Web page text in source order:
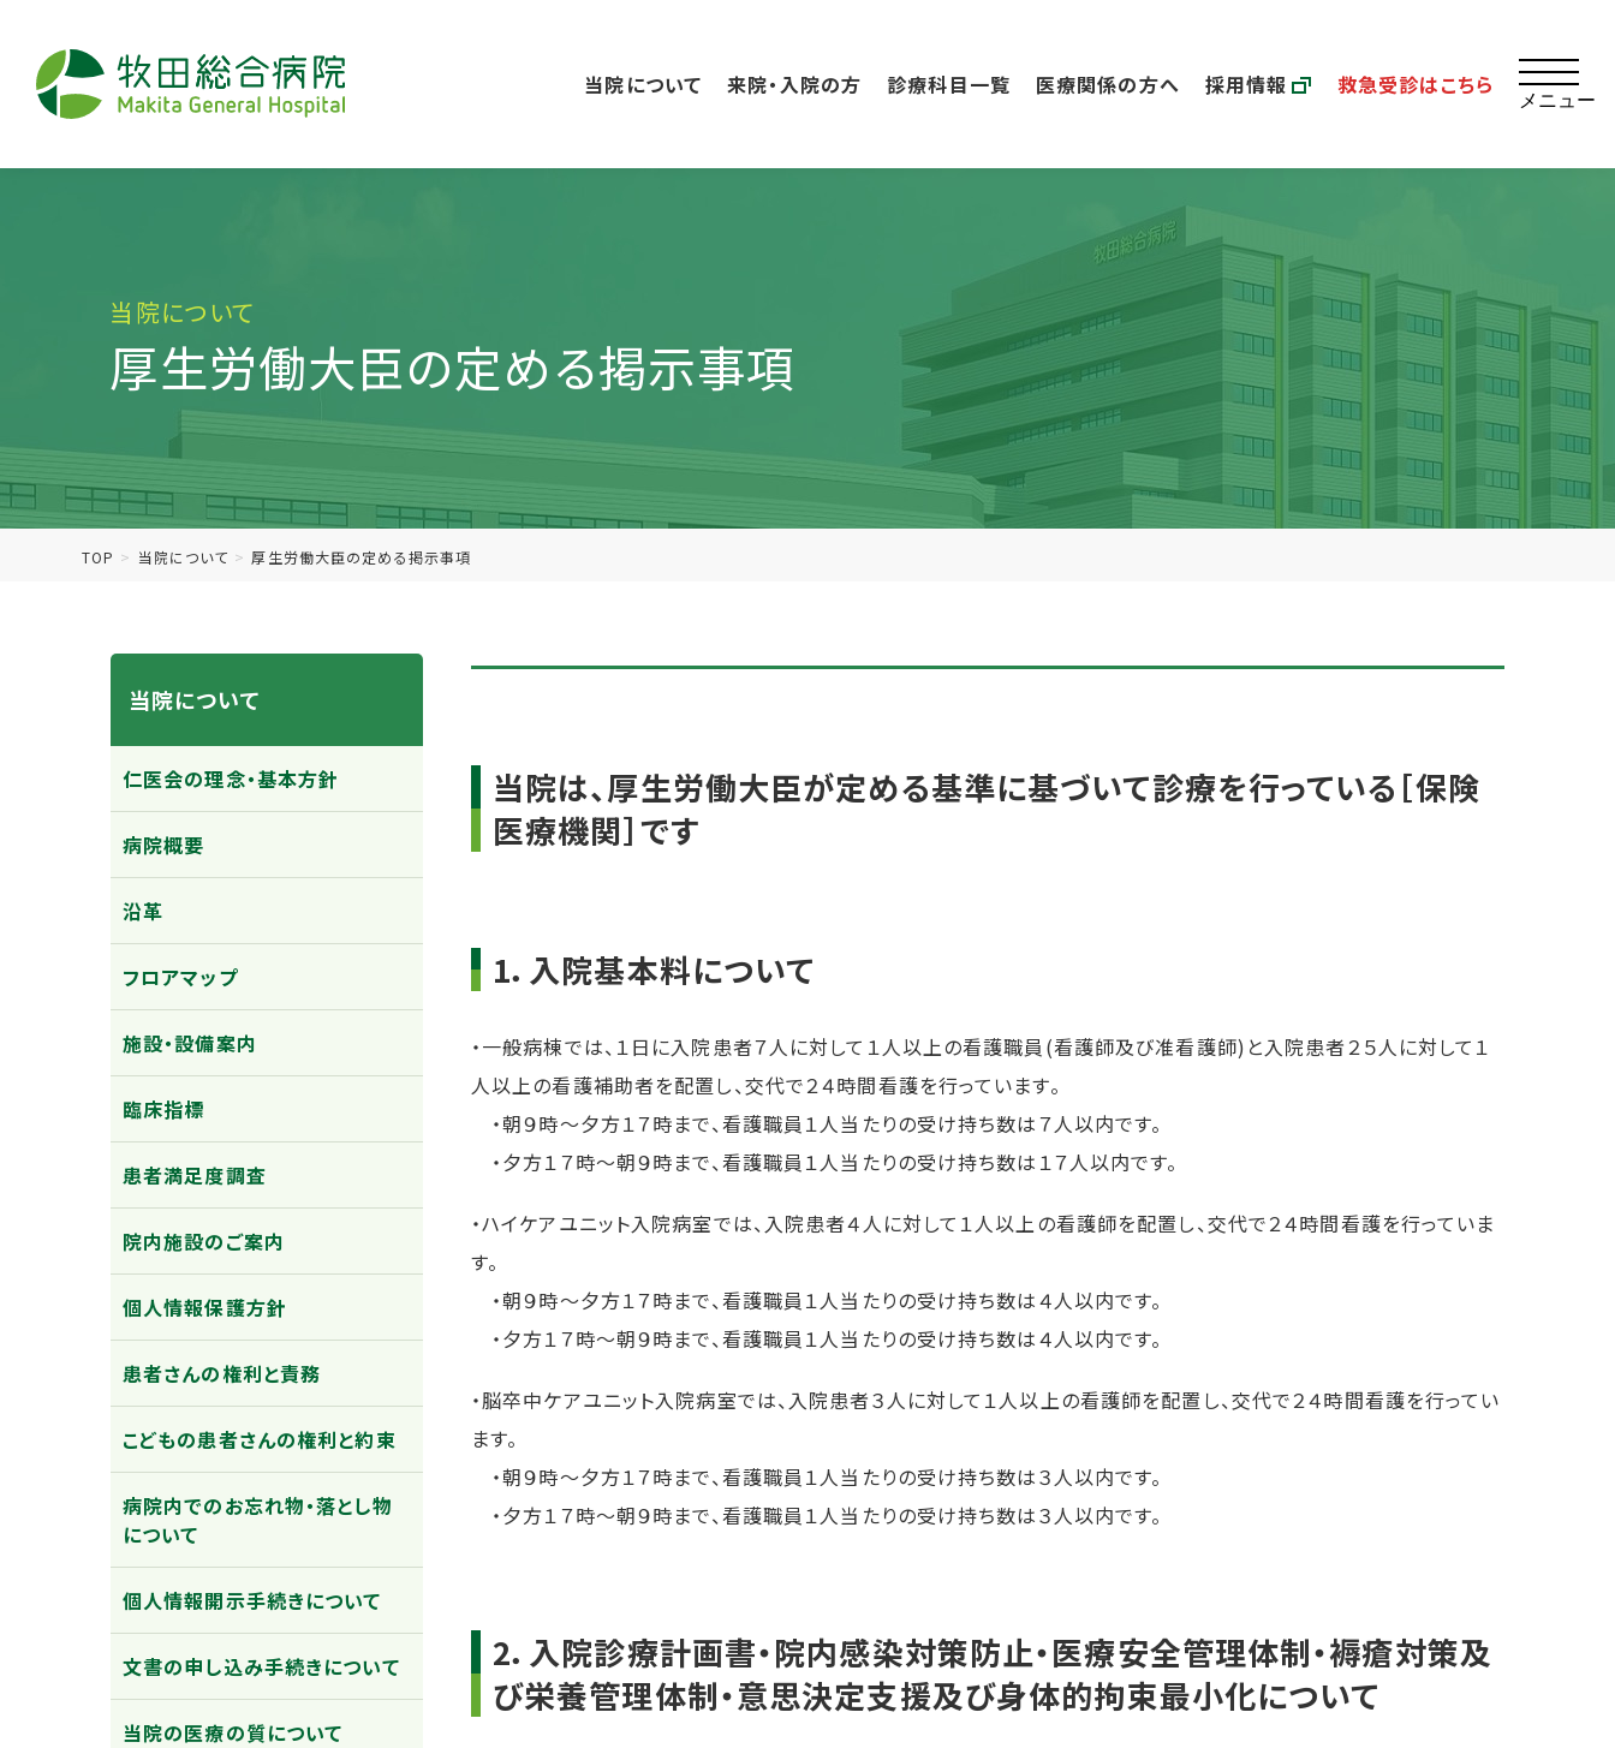
ペ
ー
当院について 来院・入院の方 診療科目一覧 医療関係の方へ 採用情報 救急受診はこちら
メニュー
当院について
厚生労働大臣の定める掲示事項
TOP 当院について 厚生労働大臣の定める掲示事項
当院は、厚生労働大臣が定める基準に基づいて診療を行っている［保険
医療機関］です
1．入院基本料について
・一般病棟では、１日に入院患者７人に対して１人以上の看護職員(看護師及び准看護師)と入院患者２５人に対して１
人以上の看護補助者を配置し、交代で２４時間看護を行っています。
・朝９時～夕方１７時まで、看護職員１人当たりの受け持ち数は７人以内です。
・夕方１７時～朝９時まで、看護職員１人当たりの受け持ち数は１７人以内です。
・ハイケアユニット入院病室では、入院患者４人に対して１人以上の看護師を配置し、交代で２４時間看護を行っていま
す。
・朝９時～夕方１７時まで、看護職員１人当たりの受け持ち数は４人以内です。
・夕方１７時～朝９時まで、看護職員１人当たりの受け持ち数は４人以内です。
・脳卒中ケアユニット入院病室では、入院患者３人に対して１人以上の看護師を配置し、交代で２４時間看護を行ってい
ます。
・朝９時～夕方１７時まで、看護職員１人当たりの受け持ち数は３人以内です。
・夕方１７時～朝９時まで、看護職員１人当たりの受け持ち数は３人以内です。
2．入院診療計画書・院内感染対策防止・医療安全管理体制・褥瘡対策及
び栄養管理体制・意思決定支援及び身体的拘束最小化について
当院について
仁医会の理念・基本方針
病院概要
沿革
フロアマップ
施設・設備案内
臨床指標
患者満足度調査
院内施設のご案内
個人情報保護方針
患者さんの権利と責務
こどもの患者さんの権利と約束
病院内でのお忘れ物・落とし物
について
個人情報開示手続きについて
文書の申し込み手続きについて
当院の医療の質について